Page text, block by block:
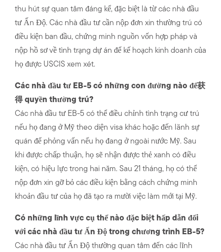
thu hút sự quan tâm đáng kể, đặc biệt là từ các nhà đầu
tư Ấn Độ. Các nhà đầu tư cần nộp đơn xin thường trú có
điều kiện ban đầu, chứng minh nguồn vốn hợp pháp và
nộp hồ sơ về tình trạng dự án để kế hoạch kinh doanh của
họ được USCIS xem xét.
Các nhà đầu tư EB-5 có những con đường nào để获
得 quyền thường trú?
Các nhà đầu tư EB-5 có thể điều chỉnh tình trạng cư trú
nếu họ đang ở Mỹ theo diện visa khác hoặc đến lãnh sự
quán để phỏng vấn nếu họ đang ở ngoài nước Mỹ. Sau
khi được chấp thuận, họ sẽ nhận được thẻ xanh có điều
kiện, có hiệu lực trong hai năm. Sau 21 tháng, họ có thể
nộp đơn xin gỡ bỏ các điều kiện bằng cách chứng minh
khoản đầu tư của họ đã tạo ra mười việc làm mới tại Mỹ.
Có những lĩnh vực cụ thể nào đặc biệt hấp dẫn đối
với các nhà đầu tư Ấn Độ trong chương trình EB-5?
Các nhà đầu tư Ấn Độ thường quan tâm đến các lĩnh